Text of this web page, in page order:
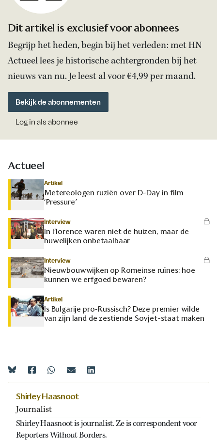
Dit artikel is exclusief voor abonnees
Begrijp het heden, begin bij het verleden: met HN
Actueel lees je historische achtergronden bij het
nieuws van nu. Je leest al voor €4,99 per maand.
Bekijk de abonnementen
Log in als abonnee
Actueel
Artikel
Metereologen ruziën over D-Day in film
‘Pressure’
Interview
In Florence waren niet de huizen, maar de
huwelijken onbetaalbaar
Interview
Nieuwbouwwijken op Romeinse ruïnes: hoe
kunnen we erfgoed bewaren?
Artikel
Is Bulgarije pro-Russisch? Deze premier wilde
van zijn land de zestiende Sovjet-staat maken
Shirley Haasnoot
Journalist
Shirley Haasnoot is journalist. Ze is correspondent voor
Reporters Without Borders.